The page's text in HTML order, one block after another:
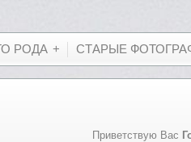
РОДА СТАРЫЕ
Приветствую Вас